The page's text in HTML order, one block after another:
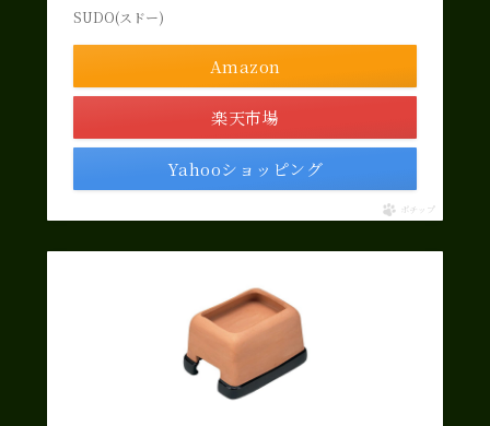
SUDO(スドー)
Amazon
楽天市場
Yahooショッピング
ポチップ